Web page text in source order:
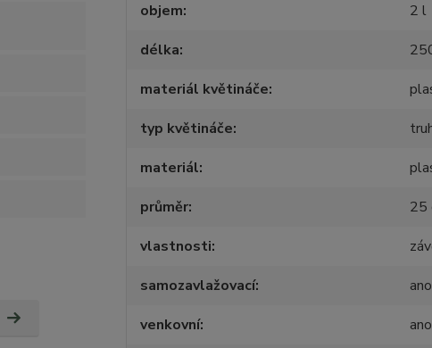
objem
2 l
délka
materiál květináče
typ květináče
materiál
průměr
25
vlastnosti
samozavlažovací
ano
venkovní
ano